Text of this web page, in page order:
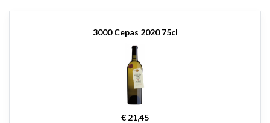
3000 Cepas 2020 75cl
€ 21,45